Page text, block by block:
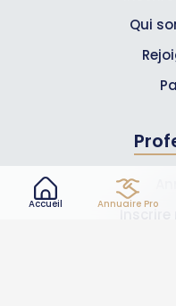
Accueil Annuaire Pro
Qui